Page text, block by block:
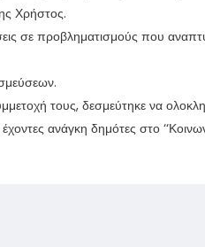
Χρήστος.
σε προβληματισμούς που
τους, δεσμεύτηκε να
ανάγκη δημότες στο